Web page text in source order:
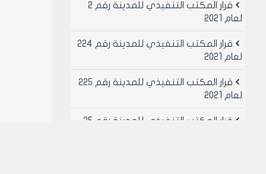
قرار المكتب التنفيذي للمدينة رقم 2
لعام 2021
قرار المكتب التنفيذي للمدينة رقم 224
لعام 2021
قرار المكتب التنفيذي للمدينة رقم 225
لعام 2021
قرار المكتب التنفيذي للمدينة رقم 25